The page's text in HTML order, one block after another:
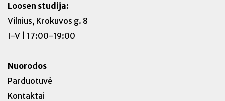
Loosen studija:
Vilnius, Krokuvos g. 8
I-V | 17:00-19:00
Nuorodos
Parduotuvė
Kontaktai